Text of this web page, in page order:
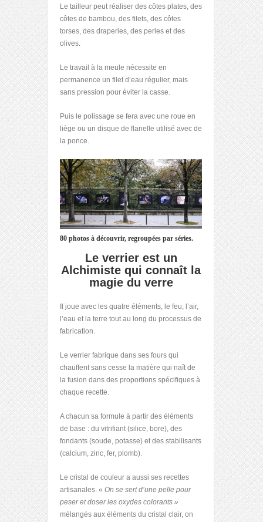
Le tailleur peut réaliser des côtes plates, des
côtes de bambou, des filets, des côtes
torses, des draperies, des perles et des
olives.
Le travail à la meule nécessite en
permanence un filet d’eau régulier, mais
sans pression pour éviter la casse.
Puis le polissage se fera avec une roue en
liège ou un disque de flanelle utilisé avec de
la ponce.
80 photos à découvrir, regroupées par séries.
Le verrier est un
Alchimiste qui connaît la
magie du verre
Il joue avec les quatre éléments, le feu, l’air,
l’eau et la terre tout au long du processus de
fabrication.
Le verrier fabrique dans ses fours qui
chauffent sans cesse la matière qui naît de
la fusion dans des proportions spécifiques à
chaque recette.
A chacun sa formule à partir des éléments
de base : du vitrifiant (silice, bore), des
fondants (soude, potasse) et des stabilisants
(calcium, zinc, fer, plomb).
Le cristal de couleur a aussi ses recettes
artisanales. « On se sert d’une pelle pour
peser et doser les oxydes colorants »
mélangés aux éléments du cristal clair, on